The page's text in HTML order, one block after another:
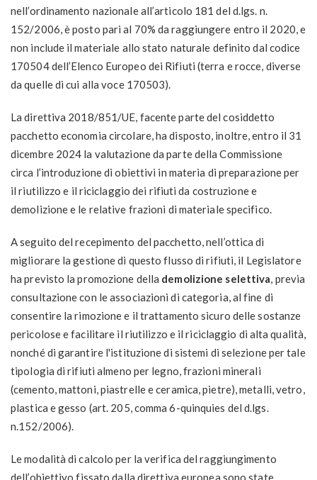
nell’ordinamento nazionale all’articolo 181 del d.lgs. n.
152/2006, è posto pari al 70% da raggiungere entro il 2020, e
non include il materiale allo stato naturale definito dal codice
170504 dell’Elenco Europeo dei Rifiuti (terra e rocce, diverse
da quelle di cui alla voce 170503).
La direttiva 2018/851/UE, facente parte del cosiddetto
pacchetto economia circolare, ha disposto, inoltre, entro il 31
dicembre 2024 la valutazione da parte della Commissione
circa l’introduzione di obiettivi in materia di preparazione per
il riutilizzo e il riciclaggio dei rifiuti da costruzione e
demolizione e le relative frazioni di materiale specifico.
A seguito del recepimento del pacchetto, nell’ottica di
migliorare la gestione di questo flusso di rifiuti, il Legislatore
ha previsto la promozione della demolizione selettiva, previa
consultazione con le associazioni di categoria, al fine di
consentire la rimozione e il trattamento sicuro delle sostanze
pericolose e facilitare il riutilizzo e il riciclaggio di alta qualità,
nonché di garantire l'istituzione di sistemi di selezione per tale
tipologia di rifiuti almeno per legno, frazioni minerali
(cemento, mattoni, piastrelle e ceramica, pietre), metalli, vetro,
plastica e gesso (art. 205, comma 6-quinquies del d.lgs.
n.152/2006).
Le modalità di calcolo per la verifica del raggiungimento
dell’obiettivo fissato dalla direttiva europea sono state